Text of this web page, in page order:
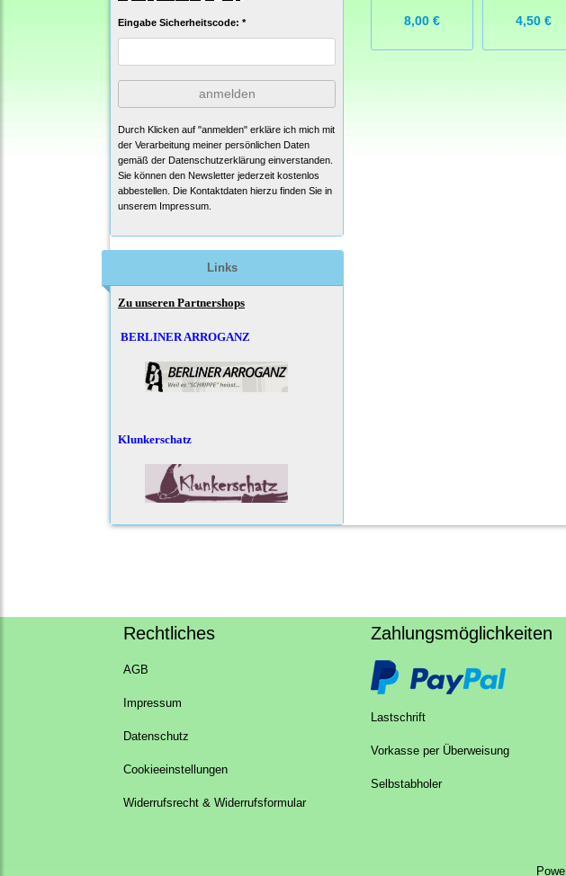
Eingabe Sicherheitscode: *
anmelden
Durch Klicken auf "anmelden" erkläre ich mich mit
der Verarbeitung meiner persönlichen Daten
gemäß der Datenschutzerklärung einverstanden.
Sie können den Newsletter jederzeit kostenlos
abbestellen. Die Kontaktdaten hierzu finden Sie in
unserem Impressum.
Links
Zu unseren Partnershops
BERLINER ARROGANZ
Klunkerschatz
8,00 € 4,50 €
Rechtliches
AGB
Impressum
Datenschutz
Cookieeinstellungen
Widerrufsrecht & Widerrufsformular
Zahlungsmöglichkeiten
Lastschrift
Vorkasse per Überweisung
Selbstabholer